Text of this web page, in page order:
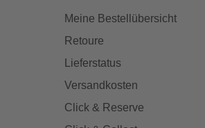
Meine Bestellübersicht
Retoure
Lieferstatus
Versandkosten
Click & Reserve